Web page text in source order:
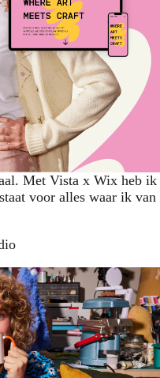
Met Vista x Wix heb ik
voor alles waar ik van